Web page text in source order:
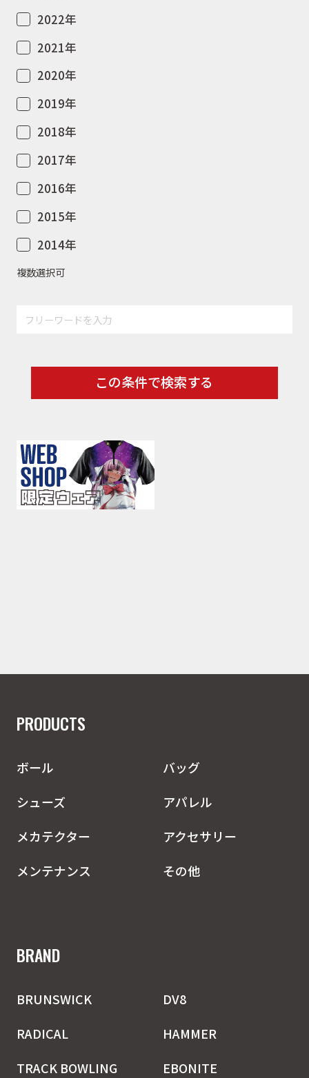
2022年
2021年
2020年
2019年
2018年
2017年
2016年
2015年
2014年
複数選択可
この条件で検索する
PRODUCTS
ボール
バッグ
シューズ
アパレル
メカテクター
アクセサリー
メンテナンス
その他
BRAND
BRUNSWICK
DV8
RADICAL
HAMMER
TRACK BOWLING
EBONITE